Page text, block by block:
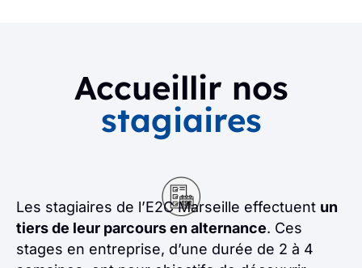
Accueillir nos
stagiaires
Les stagiaires de l’E2C Marseille effectuent un
tiers de leur parcours en alternance. Ces
stages en entreprise, d’une durée de 2 à 4